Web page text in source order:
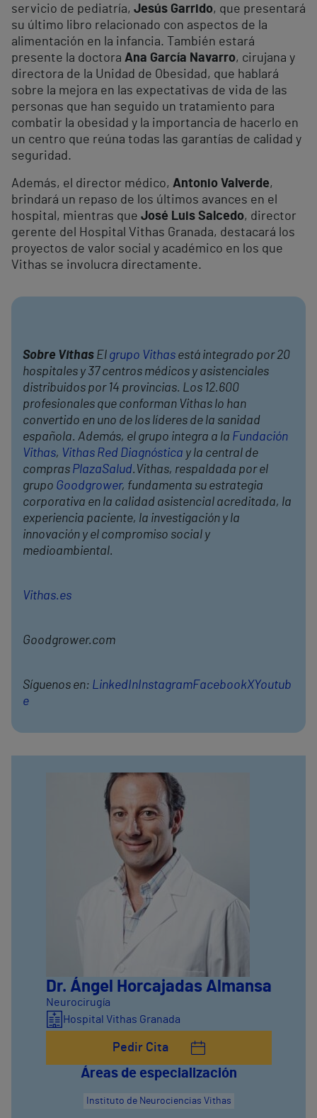
servicio de pediatría, Jesús Garrido, que presentará
su último libro relacionado con aspectos de la
alimentación en la infancia. También estará
presente la doctora Ana García Navarro, cirujana y
directora de la Unidad de Obesidad, que hablará
sobre la mejora en las expectativas de vida de las
personas que han seguido un tratamiento para
combatir la obesidad y la importancia de hacerlo en
un centro que reúna todas las garantías de calidad y
seguridad.
Además, el director médico, Antonio Valverde,
brindará un repaso de los últimos avances en el
hospital, mientras que José Luis Salcedo, director
gerente del Hospital Vithas Granada, destacará los
proyectos de valor social y académico en los que
Vithas se involucra directamente.
Sobre Vithas El grupo Vithas está integrado por 20
hospitales y 37 centros médicos y asistenciales
distribuidos por 14 provincias. Los 12.600
profesionales que conforman Vithas lo han
convertido en uno de los líderes de la sanidad
española. Además, el grupo integra a la Fundación
Vithas, Vithas Red Diagnóstica y la central de
compras PlazaSalud.Vithas, respaldada por el
grupo Goodgrower, fundamenta su estrategia
corporativa en la calidad asistencial acreditada, la
experiencia paciente, la investigación y la
innovación y el compromiso social y
medioambiental.
Vithas.es
Goodgrower.com
Síguenos en: LinkedInInstagramFacebookXYoutub
e
Dr. Ángel Horcajadas Almansa
Neurocirugía
Hospital Vithas Granada
Pedir Cita
Áreas de especialización
Instituto de Neurociencias Vithas